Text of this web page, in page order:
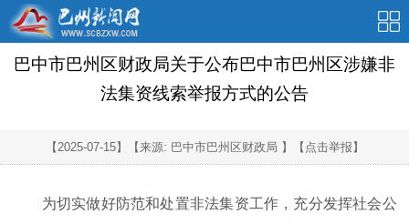
巴中市巴州区财政局关于公布巴中市巴州区涉嫌非
法集资线索举报方式的公告
【2025-07-15】 【来源: 巴中市巴州区财政局 】 【点击举报】
为切实做好防范和处置非法集资工作，充分发挥社会公